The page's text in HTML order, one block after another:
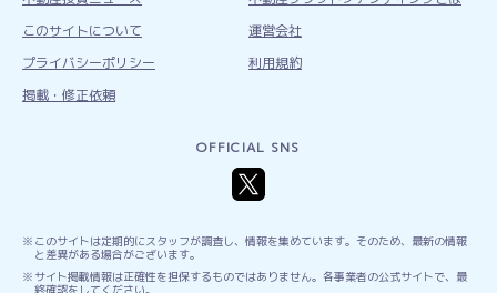
このサイトについて
運営会社
プライバシーポリシー
利用規約
掲載・修正依頼
OFFICIAL SNS
このサイトは定期的にスタッフが調査し、情報を集めています。そのため、最新の情報
と差異がある場合がございます。
サイト掲載情報は正確性を担保するものではありません。各事業者の公式サイトで、最
終確認をしてください。